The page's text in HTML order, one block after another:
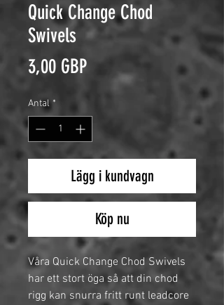
Quick Change Chod
Swivels
3,00 GBPPris
Antal *
Lägg i kundvagn
Köp nu
Våra Quick Change Chod Swivels
har ett stort öga så att din chod
rigg kan snurra fritt runt leadcore